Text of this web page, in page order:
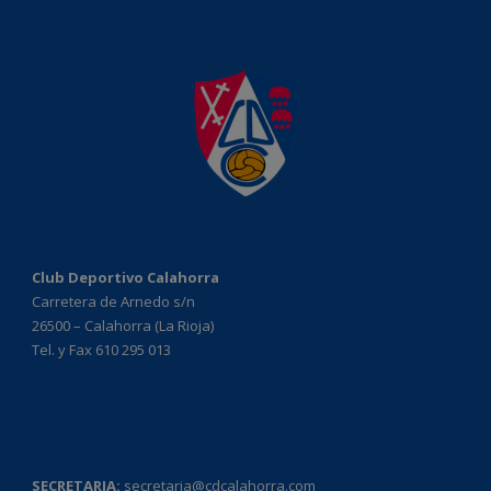
Club Deportivo Calahorra
Carretera de Arnedo s/n
26500 – Calahorra (La Rioja)
Tel. y Fax 610 295 013
SECRETARIA: secretaria@cdcalahorra.com